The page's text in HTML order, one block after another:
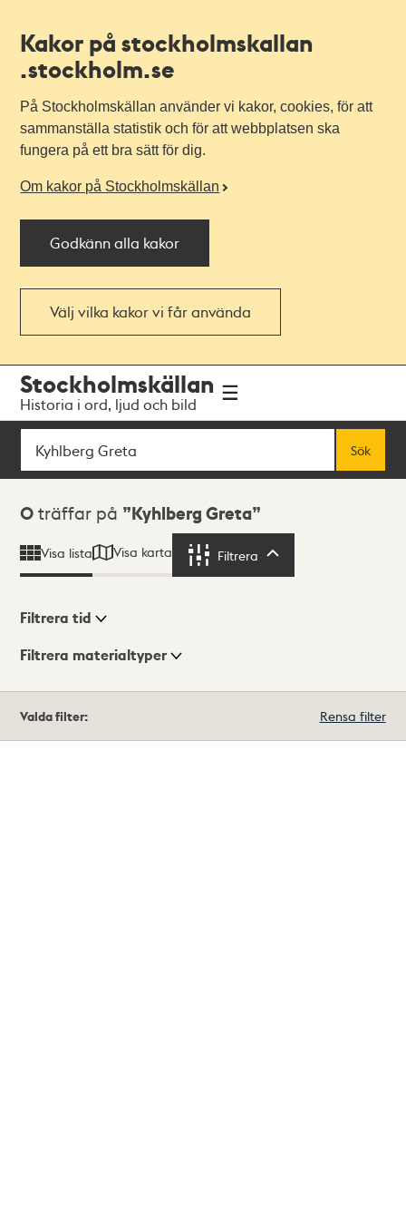
Kakor på stockholmskallan
.stockholm.se
På Stockholmskällan använder vi kakor, cookies, för att
sammanställa statistik och för att webbplatsen ska
fungera på ett bra sätt för dig.
Om kakor på Stockholmskällan
Godkänn alla kakor
Välj vilka kakor vi får använda
navigationen
huvudinnehållet
Stockholmskällan
Historia i ord, ljud och bild
Sök
Sök
Sökresultat
0 träffar på Kyhlberg Greta
Visa lista Visa karta Filtrera
Visningsläge
Filtrera tid
Filtrera materialtyper
träffar
Valda filter: Rensa filter